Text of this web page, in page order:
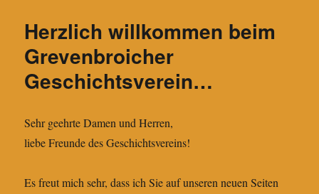
neue
Sprechstunden
Herzlich willkommen beim
Grevenbroicher
Geschichtsverein…
Sehr geehrte Damen und Herren,
liebe Freunde des Geschichtsvereins!
Es freut mich sehr, dass ich Sie auf unseren neuen Seiten